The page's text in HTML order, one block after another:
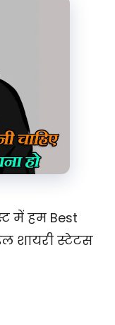
में हम Best
शायरी स्टेटस